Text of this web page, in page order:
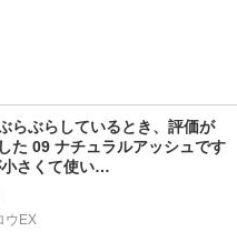
らぶらしているとき、評価が
た 09 ナチュラルアッシュです
さくて使い…
ウEX